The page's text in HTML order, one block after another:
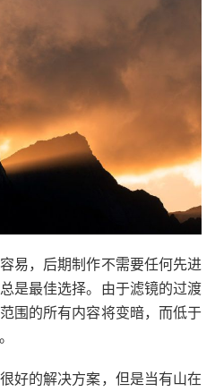
易，后期制作不需要任何先进
是最佳选择。由于滤镜的过渡
围的所有内容将变暗，而低于
好的解决方案，但是当有山在